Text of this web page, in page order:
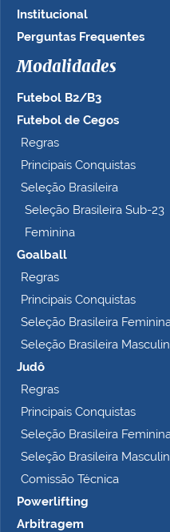
Institucional
Perguntas Frequentes
Modalidades
Futebol B2/B3
Futebol de Cegos
Regras
Principais Conquistas
Seleção Brasileira
Seleção Brasileira Sub-23
Feminina
Goalball
Regras
Principais Conquistas
Seleção Brasileira
Seleção Brasileira
Judô
Regras
Principais Conquistas
Seleção Brasileira
Seleção Brasileira
Comissão Técnica
Powerlifting
Arbitragem